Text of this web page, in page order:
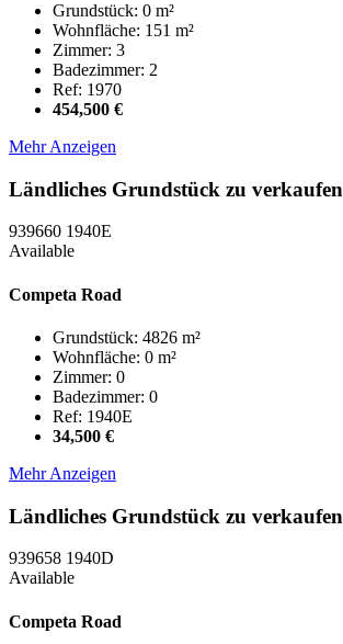
Grundstück: 0 m²
Wohnfläche: 151 m²
Zimmer: 3
Badezimmer: 2
Ref: 1970
454,500 €
Mehr Anzeigen
Ländliches Grundstück zu verkaufen
939660 1940E
Available
Competa Road
Grundstück: 4826 m²
Wohnfläche: 0 m²
Zimmer: 0
Badezimmer: 0
Ref: 1940E
34,500 €
Mehr Anzeigen
Ländliches Grundstück zu verkaufen
939658 1940D
Available
Competa Road